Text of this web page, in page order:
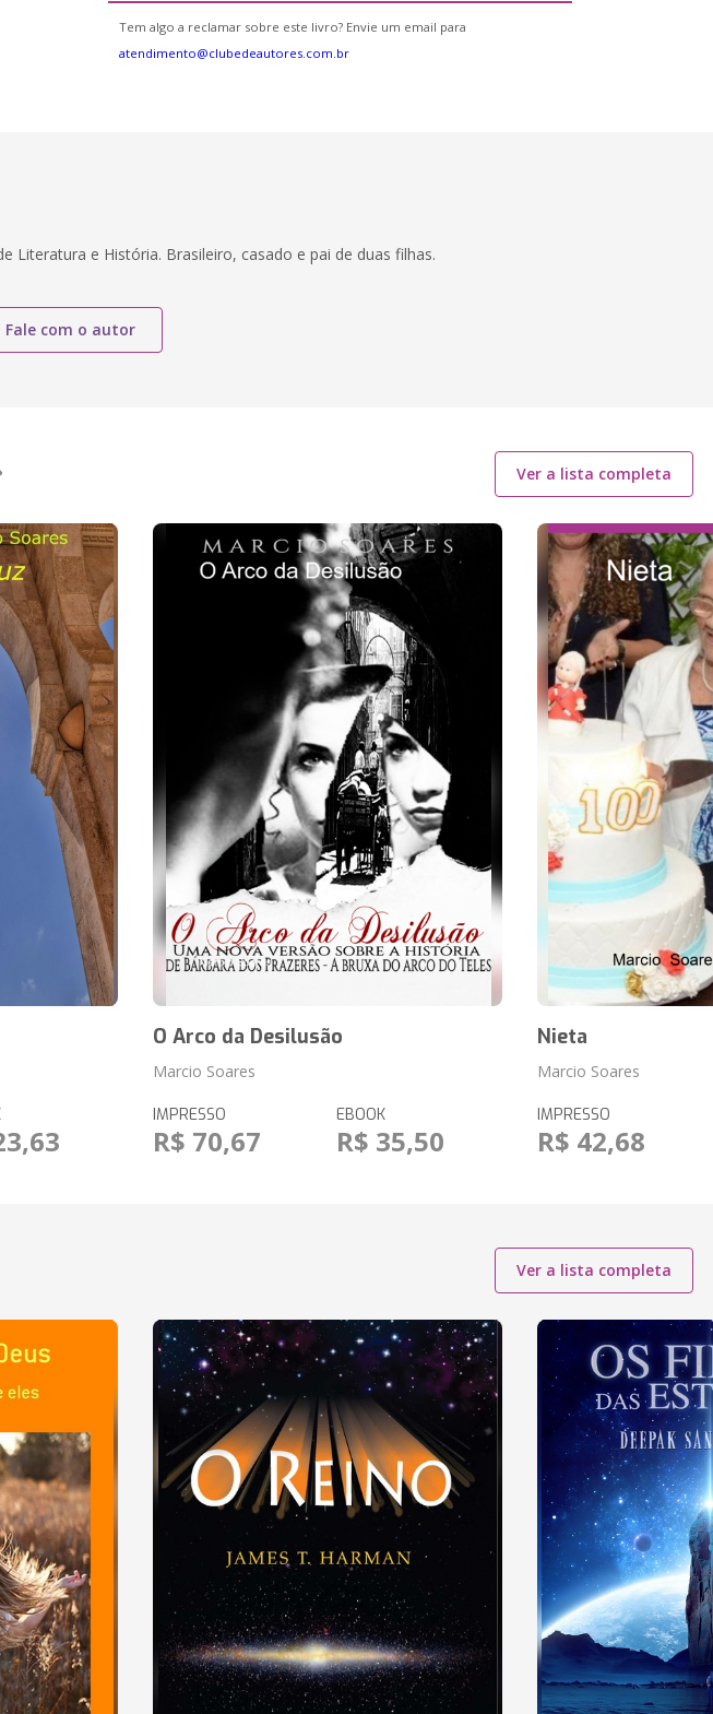
Tem algo a reclamar sobre este livro? Envie um email para
atendimento@clubedeautores.com.br
Literatura e História. Brasileiro, casado e pai de duas filhas.
Fale com o autor
Ver a lista completa
O Arco da Desilusão
Marcio Soares
IMPRESSO
R$ 70,67
EBOOK
R$ 35,50
Nieta
Marcio Soares
IMPRESSO
R$ 42,68
Ver a lista completa